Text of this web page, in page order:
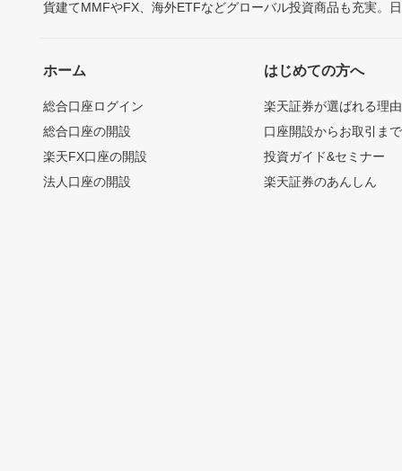
貨建てMMFやFX、海外ETFなどグローバル投資商品も充実。
ホーム
総合口座ログイン
総合口座の開設
楽天FX口座の開設
法人口座の開設
はじめての方へ
楽天証券が選ばれる理由
口座開設からお取引ま
投資ガイド&セミナー
楽天証券のあんしん